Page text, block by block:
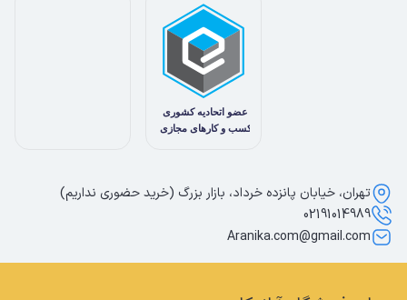
تهران، خیابان پانزده خرداد، بازار بزرگ (خرید حضوری نداریم)
02191014989
Aranika.com@gmail.com